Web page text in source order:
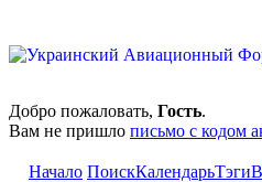
Добро пожаловать, Гость.
Вам не пришло письмо с кодом
Начало ПоискКалендарьТэги